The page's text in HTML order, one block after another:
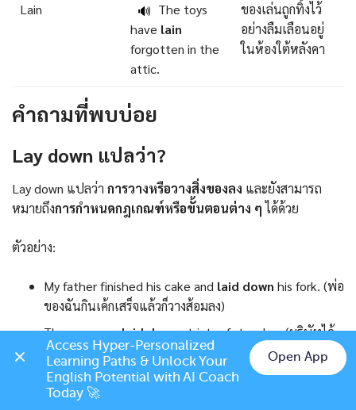
Lain 🔊 The toys
have lain
forgotten in the
attic.
ของเล่นถูกทิ้งไว้
อย่างลืมเลือนอยู่
ในห้องใต้หลังคา
คำถามที่พบบ่อย
Lay down แปลว่า?
Lay down แปลว่า การวางหรือวางสิ่งของลง และยังสามารถ
หมายถึงการกำหนดกฎเกณฑ์หรือขั้นตอนต่าง ๆได้ด้วย
ตัวอย่าง:
My father finished his cake and laid down his fork. (พ่อ
ของฉันกินเค้กเสร็จแล้วก็วางส้อมลง)
The companylaid downstrict safety rules. (บริษัทได้
กำหนดกฎความปลอดภัยอย่างเข้มงวด)
Chat on LINE
Access Hyper-Personalized
Learning Paths & Unlock Your
English Potential with AI Coach
Today 🚀
Open App